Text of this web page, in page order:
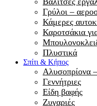
Γρύλοι –
Κάμερες
Καροτσάκια
Πλυστικά
Σπίτι & Κήπος
Αλυσοπρίονα
Γεννήτριες
Είδη βαφής
Ζυγαριές